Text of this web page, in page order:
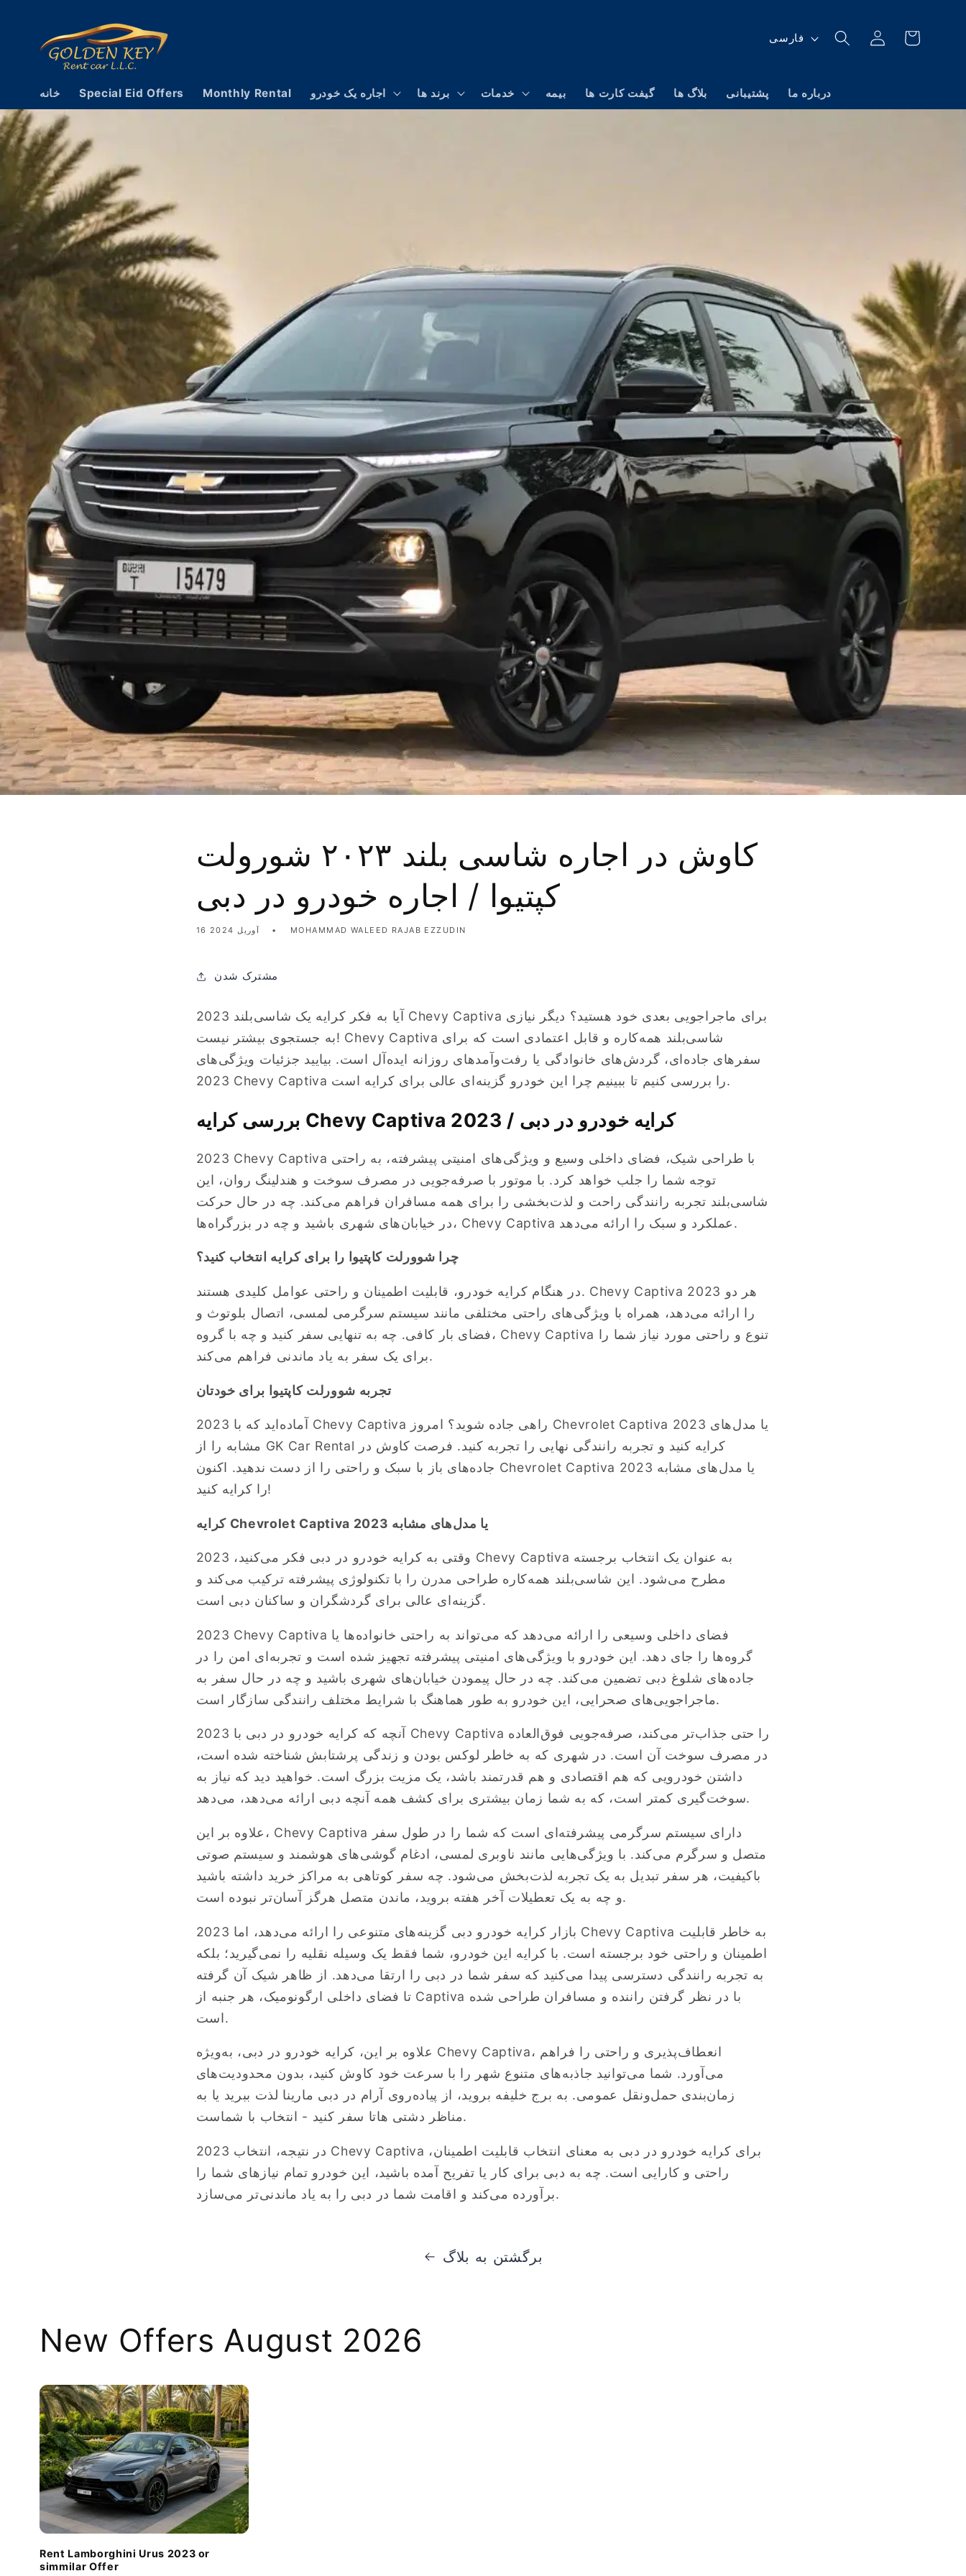
خانه Special Eid Offers Monthly Rental اجاره یک خودرو برند ها خدمات بیمه گیفت کارت ها بلاگ ها پشتیبانی درباره ما
ن
فارسی ورود کارت
کاوش در اجاره شاسی بلند ۲۰۲۳ شورولت
کپتیوا / اجاره خودرو در دبی
16 آوریل 2024 MOHAMMAD WALEED RAJAB EZZUDIN
مشترک شدن
آیا به فکر کرایه یک شاسی‌بلند 2023 Chevy Captiva برای ماجراجویی بعدی خود هستید؟ دیگر نیازی
به جستجوی بیشتر نیست! Chevy Captiva شاسی‌بلند همه‌کاره و قابل اعتمادی است که برای
سفرهای جاده‌ای، گردش‌های خانوادگی یا رفت‌وآمدهای روزانه ایده‌آل است. بیایید جزئیات ویژگی‌های
2023 Chevy Captiva را بررسی کنیم تا ببینیم چرا این خودرو گزینه‌ای عالی برای کرایه است.
بررسی کرایه Chevy Captiva 2023 / کرایه خودرو در دبی
2023 Chevy Captiva با طراحی شیک، فضای داخلی وسیع و ویژگی‌های امنیتی پیشرفته، به راحتی
توجه شما را جلب خواهد کرد. با موتور با صرفه‌جویی در مصرف سوخت و هندلینگ روان، این
شاسی‌بلند تجربه رانندگی راحت و لذت‌بخشی را برای همه مسافران فراهم می‌کند. چه در حال حرکت
در خیابان‌های شهری باشید و چه در بزرگراه‌ها، Chevy Captiva عملکرد و سبک را ارائه می‌دهد.
چرا شوورلت کاپتیوا را برای کرایه انتخاب کنید؟
در هنگام کرایه خودرو، قابلیت اطمینان و راحتی عوامل کلیدی هستند. Chevy Captiva 2023 هر دو
را ارائه می‌دهد، همراه با ویژگی‌های راحتی مختلفی مانند سیستم سرگرمی لمسی، اتصال بلوتوث و
فضای بار کافی. چه به تنهایی سفر کنید و چه با گروه، Chevy Captiva تنوع و راحتی مورد نیاز شما را
برای یک سفر به یاد ماندنی فراهم می‌کند.
تجربه شوورلت کاپتیوا برای خودتان
آماده‌اید که با 2023 Chevy Captiva راهی جاده شوید؟ امروز Chevrolet Captiva 2023 یا مدل‌های
مشابه را از GK Car Rental کرایه کنید و تجربه رانندگی نهایی را تجربه کنید. فرصت کاوش در
جاده‌های باز با سبک و راحتی را از دست ندهید. اکنون Chevrolet Captiva 2023 یا مدل‌های مشابه
را کرایه کنید!
کرایه Chevrolet Captiva 2023 یا مدل‌های مشابه
وقتی به کرایه خودرو در دبی فکر می‌کنید، 2023 Chevy Captiva به عنوان یک انتخاب برجسته
مطرح می‌شود. این شاسی‌بلند همه‌کاره طراحی مدرن را با تکنولوژی پیشرفته ترکیب می‌کند و
گزینه‌ای عالی برای گردشگران و ساکنان دبی است.
2023 Chevy Captiva فضای داخلی وسیعی را ارائه می‌دهد که می‌تواند به راحتی خانواده‌ها یا
گروه‌ها را جای دهد. این خودرو با ویژگی‌های امنیتی پیشرفته تجهیز شده است و تجربه‌ای امن را در
جاده‌های شلوغ دبی تضمین می‌کند. چه در حال پیمودن خیابان‌های شهری باشید و چه در حال سفر به
ماجراجویی‌های صحرایی، این خودرو به طور هماهنگ با شرایط مختلف رانندگی سازگار است.
آنچه که کرایه خودرو در دبی با 2023 Chevy Captiva را حتی جذاب‌تر می‌کند، صرفه‌جویی فوق‌العاده
در مصرف سوخت آن است. در شهری که به خاطر لوکس بودن و زندگی پرشتابش شناخته شده است،
داشتن خودرویی که هم اقتصادی و هم قدرتمند باشد، یک مزیت بزرگ است. خواهید دید که نیاز به
سوخت‌گیری کمتر است، که به شما زمان بیشتری برای کشف همه آنچه دبی ارائه می‌دهد، می‌دهد.
علاوه بر این، Chevy Captiva دارای سیستم سرگرمی پیشرفته‌ای است که شما را در طول سفر
متصل و سرگرم می‌کند. با ویژگی‌هایی مانند ناوبری لمسی، ادغام گوشی‌های هوشمند و سیستم صوتی
باکیفیت، هر سفر تبدیل به یک تجربه لذت‌بخش می‌شود. چه سفر کوتاهی به مراکز خرید داشته باشید
و چه به یک تعطیلات آخر هفته بروید، ماندن متصل هرگز آسان‌تر نبوده است.
بازار کرایه خودرو دبی گزینه‌های متنوعی را ارائه می‌دهد، اما 2023 Chevy Captiva به خاطر قابلیت
اطمینان و راحتی خود برجسته است. با کرایه این خودرو، شما فقط یک وسیله نقلیه را نمی‌گیرید؛ بلکه
به تجربه رانندگی دسترسی پیدا می‌کنید که سفر شما در دبی را ارتقا می‌دهد. از ظاهر شیک آن گرفته
تا فضای داخلی ارگونومیک، هر جنبه از Captiva با در نظر گرفتن راننده و مسافران طراحی شده
است.
علاوه بر این، کرایه خودرو در دبی، به‌ویژه Chevy Captiva، انعطاف‌پذیری و راحتی را فراهم
می‌آورد. شما می‌توانید جاذبه‌های متنوع شهر را با سرعت خود کاوش کنید، بدون محدودیت‌های
زمان‌بندی حمل‌ونقل عمومی. به برج خلیفه بروید، از پیاده‌روی آرام در دبی مارینا لذت ببرید یا به
مناظر دشتی هاتا سفر کنید - انتخاب با شماست.
در نتیجه، انتخاب 2023 Chevy Captiva برای کرایه خودرو در دبی به معنای انتخاب قابلیت اطمینان،
راحتی و کارایی است. چه به دبی برای کار یا تفریح آمده باشید، این خودرو تمام نیازهای شما را
برآورده می‌کند و اقامت شما در دبی را به یاد ماندنی‌تر می‌سازد.
برگشتن به بلاگ
New Offers August 2026
Rent Lamborghini Urus 2023 or
simmilar Offer